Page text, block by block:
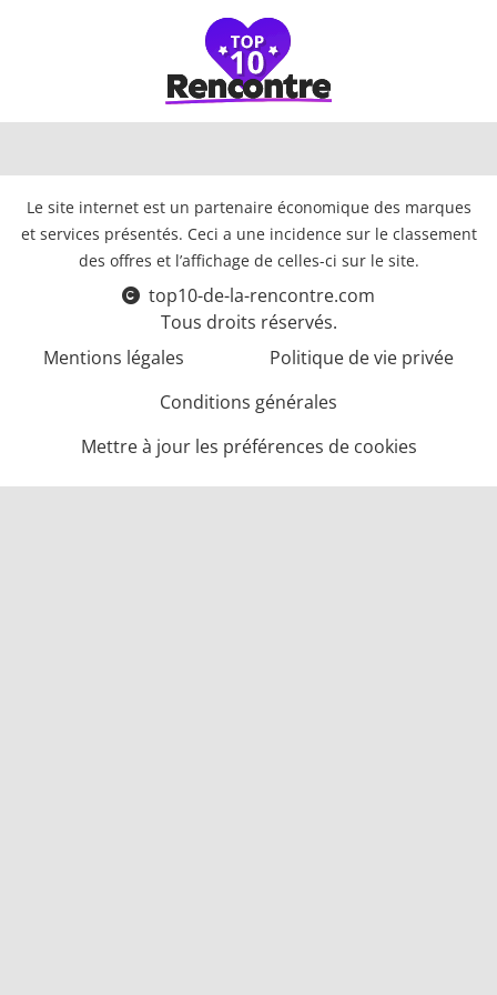
Le site internet est un partenaire économique des marques
et services présentés. Ceci a une incidence sur le classement
des offres et l’affichage de celles-ci sur le site.
top10-de-la-rencontre.com
Tous droits réservés.
Mentions légales
Politique de vie privée
Conditions générales
Mettre à jour les préférences de cookies